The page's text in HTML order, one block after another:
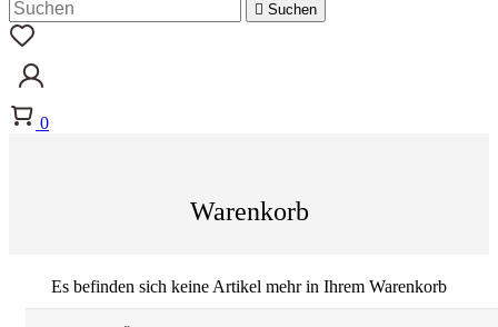
 Suchen
0
Warenkorb
Es befinden sich keine Artikel mehr in Ihrem Warenkorb